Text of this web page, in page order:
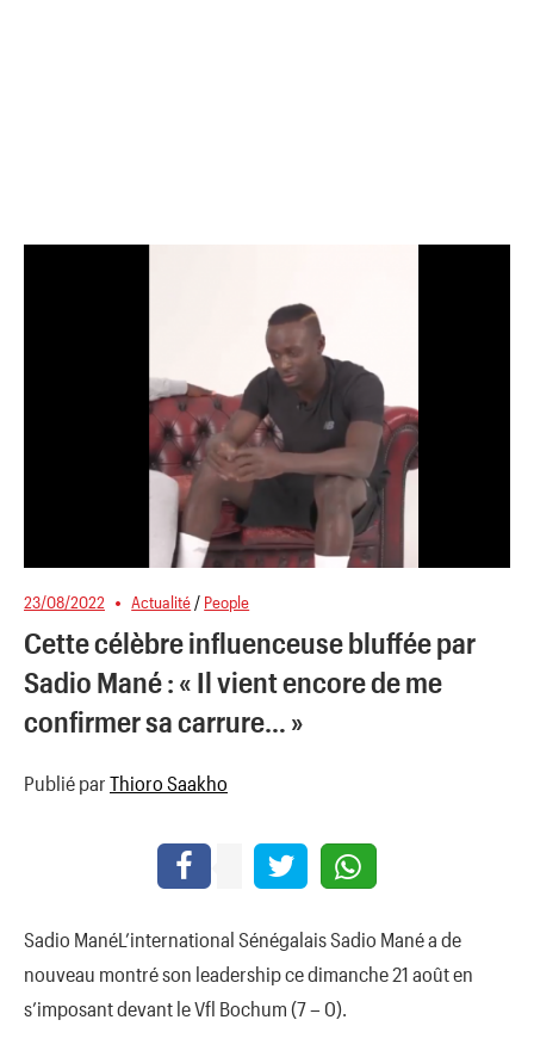
23/08/2022 Actualité / People
Cette célèbre influenceuse bluffée par
Sadio Mané : « Il vient encore de me
confirmer sa carrure… »
Publié par Thioro Saakho
Sadio ManéL’international Sénégalais Sadio Mané a de
nouveau montré son leadership ce dimanche 21 août en
s’imposant devant le Vfl Bochum (7 – 0).